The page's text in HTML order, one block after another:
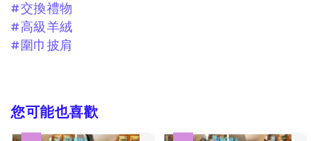
#交換禮物
#高級羊絨
#圍巾披肩
您可能也喜歡